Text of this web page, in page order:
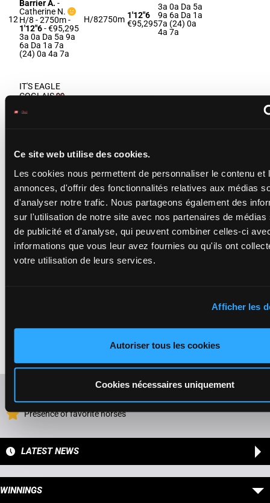
Ce site web utilise des cookies.
Les cookies nous permettent de personnaliser le contenu et
annonces, d'offrir des fonctionnalités relatives aux médias
d'analyser notre trafic. Nous partageons également des
sur l'utilisation de notre site avec nos partenaires de médias
de publicité et d'analyse, qui peuvent combiner celles-ci
informations que vous leur avez fournies ou qu'ils ont
votre utilisation de leurs services.
Afficher les
Autoriser tous les cookies
Cookies nécessaires uniquement
12
Barrier A. -
Catherine N.
H/8 - 2750m-
1'12"6- €95,295
3a 0a Da 5a 9a
6a Da 1a 7a
(24) 0a 4a 7a
H/82750m 1'12"6
€95,295
3a 0a Da 5a
9a 6a Da 1a
7a (24) 0a
4a 7a
IT'S EAGLE
COGLAIS
B.
2a 5a 5a
14
INVASION
D'OEILLET
Baude S.-
Roulleau P.
F/8 - 2750m-
1'12"0- €98,015
1a 7a 8a 0a 6a
9a (24) Ta 8a 0a
5a 6a 2a
F/82750m 1'12"0
€98,015
1a 7a 8a 0a
6a 9a (24)
Ta 8a 0a 5a
6a 2a
€98,7002a 2a 1a
Refresh odds
Presence of favorite horses
LATEST NEWS
WINNINGS